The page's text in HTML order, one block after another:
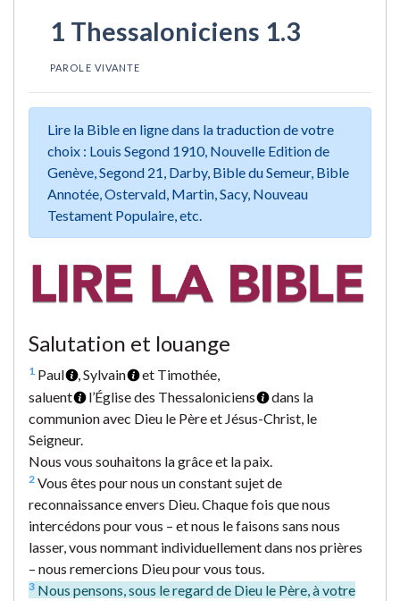
1 Thessaloniciens 1.3
PAROLE VIVANTE
Lire la Bible en ligne dans la traduction de votre
choix : Louis Segond 1910, Nouvelle Edition de
Genève, Segond 21, Darby, Bible du Semeur, Bible
Annotée, Ostervald, Martin, Sacy, Nouveau
Testament Populaire, etc.
Salutation et louange
1 Paul , Sylvain
et Timothée,
saluent
l’Église des Thessaloniciens
dans la
communion avec Dieu le Père et Jésus-Christ, le
Seigneur.
Nous vous souhaitons la grâce et la paix.
2 Vous êtes pour nous un constant sujet de
reconnaissance envers Dieu. Chaque fois que nous
intercédons pour vous – et nous le faisons sans nous
lasser, vous nommant individuellement dans nos prières
– nous remercions Dieu pour vous tous.
3 Nous pensons, sous le regard de Dieu le Père, à votre